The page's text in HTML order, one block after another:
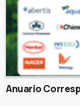
Anuario